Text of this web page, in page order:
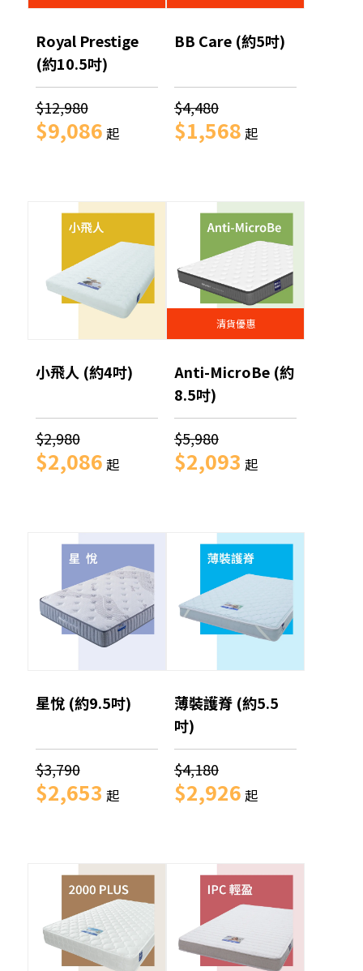
Royal Prestige
(約10.5吋)
$12,980
$9,086 起
BB Care (約5吋)
$4,480
$1,568 起
小飛人 (約4吋)
$2,980
$2,086 起
清貨優惠
Anti-MicroBe (約
8.5吋)
$5,980
$2,093 起
星悅 (約9.5吋)
$3,790
$2,653 起
薄裝護脊 (約5.5
吋)
$4,180
$2,926 起